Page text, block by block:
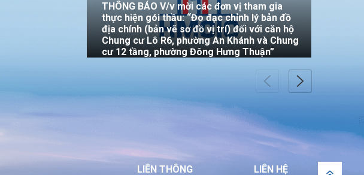
THÔNG BÁO V/v mời các đơn vị tham gia
thực hiện gói thầu: “Đo đạc chỉnh lý bản đồ
địa chính (bản vẽ sơ đồ vị trí) đối với căn hộ
Chung cư Lô R6, phường An Khánh và Chung
cư 12 tầng, phường Đông Hưng Thuận”
THÔNG BÁO Về việc tham gia thầu phụ thực
hiện giám định chất lượng công trình tại địa
chỉ số 10/7 Nguyễn Văn Đậu, phường 5 quậm
LIÊN THÔNG LIÊN HỆ